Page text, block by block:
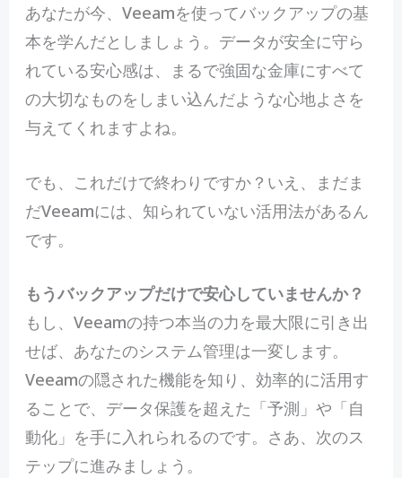
あなたが今、Veeamを使ってバックアップの基
本を学んだとしましょう。データが安全に守ら
れている安心感は、まるで強固な金庫にすべて
の大切なものをしまい込んだような心地よさを
与えてくれますよね。
でも、これだけで終わりですか？いえ、まだま
だVeeamには、知られていない活用法があるん
です。
もうバックアップだけで安心していませんか？
もし、Veeamの持つ本当の力を最大限に引き出
せば、あなたのシステム管理は一変します。
Veeamの隠された機能を知り、効率的に活用す
ることで、データ保護を超えた「予測」や「自
動化」を手に入れられるのです。さあ、次のス
テップに進みましょう。